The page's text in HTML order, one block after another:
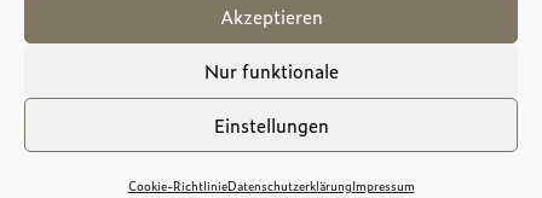
Akzeptieren
Nur funktionale
Einstellungen
Cookie-Richt­li­nieDaten­schutz­er­klä­rungImpres­sum
English(Englisch) Deutsch